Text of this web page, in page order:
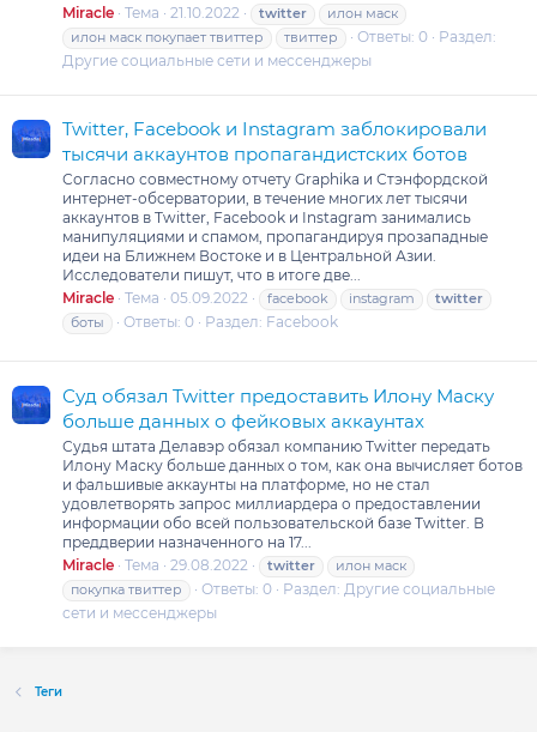
Miracle Тема 21.10.2022 twitter
илон маск
илон маск покупает твиттер
твиттер Ответы: 0
Раздел:
Другие социальные сети и мессенджеры
Twitter, Facebook и Instagram заблокировали
тысячи аккаунтов пропагандистских ботов
Согласно совместному отчету Graphika и Стэнфордской
интернет-обсерватории, в течение многих лет тысячи
аккаунтов в Twitter, Facebook и Instagram занимались
манипуляциями и спамом, пропагандируя прозападные
идеи на Ближнем Востоке и в Центральной Азии.
Исследователи пишут, что в итоге две...
Miracle Тема 05.09.2022 facebook instagram
twitter
боты
Ответы: 0 Раздел: Facebook
Суд обязал Twitter предоставить Илону Маску
больше данных о фейковых аккаунтах
Судья штата Делавэр обязал компанию Twitter передать
Илону Маску больше данных о том, как она вычисляет ботов
и фальшивые аккаунты на платформе, но не стал
удовлетворять запрос миллиардера о предоставлении
информации обо всей пользовательской базе Twitter. В
преддверии назначенного на 17...
Miracle Тема 29.08.2022 twitter
илон маск
покупка твиттер
Ответы: 0 Раздел: Другие социальные
сети и мессенджеры
Теги